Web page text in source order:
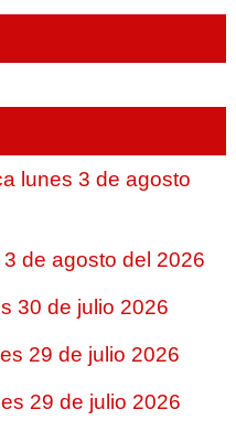
lunes 3 de agosto
de agosto del 2026
30 de julio 2026
29 de julio 2026
29 de julio 2026